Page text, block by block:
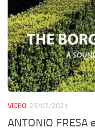
VIDEO 25/07/2021
ANTONIO FRESA